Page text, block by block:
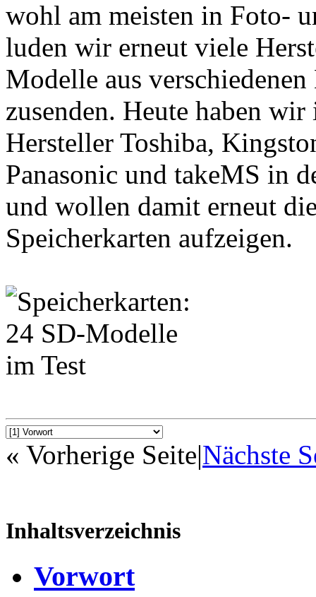
wohl am meisten in Foto-
luden wir erneut viele
Modelle aus
zusenden. Heute haben
Hersteller Toshiba,
Panasonic und takeMS in
und wollen damit erneut
Speicherkarten aufzeigen.
« Vorherige Seite|Nächste
Inhaltsverzeichnis
Vorwort